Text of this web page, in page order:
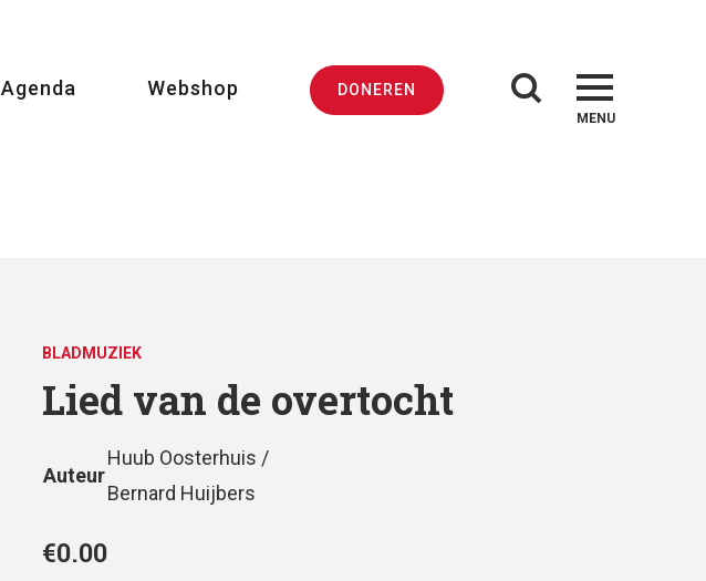
Agenda Webshop DONEREN
MENU
BLADMUZIEK
Lied van de overtocht
Auteur
Huub Oosterhuis /
Bernard Huijbers
€0.00